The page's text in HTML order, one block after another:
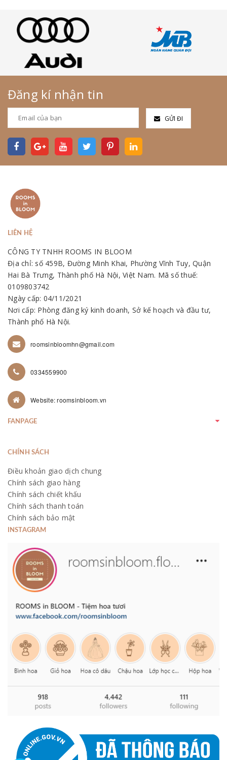
Đăng kí nhận tin
GỬI ĐI
LIÊN HỆ
CÔNG TY TNHH ROOMS IN BLOOM
Địa chỉ: số 459B, Đường Minh Khai, Phường Vĩnh Tuy, Quận
Hai Bà Trưng, Thành phố Hà Nội, Việt Nam. Mã số thuế:
0109803742
Ngày cấp: 04/11/2021
Nơi cấp: Phòng đăng ký kinh doanh, Sở kế hoạch và đầu tư,
Thành phố Hà Nội.
roomsinbloomhn@gmail.com
0334559900
Website: roomsinbloom.vn
FANPAGE
CHÍNH SÁCH
Điều khoản giao dịch chung
Chính sách giao hàng
Chính sách chiết khấu
Chính sách thanh toán
Chính sách bảo mật
INSTAGRAM